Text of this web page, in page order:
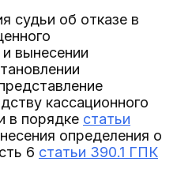
судьи об отказе в
вынесении
кассационного
в порядке статьи
определения о
6 статьи 390.1 ГПК